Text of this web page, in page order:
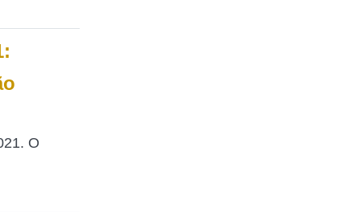
O